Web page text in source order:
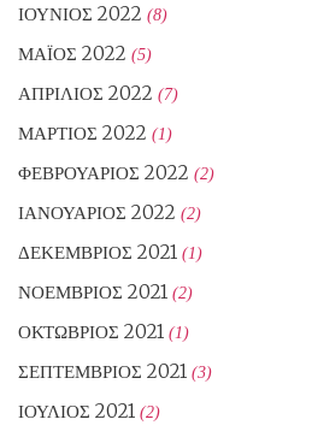
ΙΟΎΝΙΟΣ 2022 (8)
ΜΆΙΟΣ 2022 (5)
ΑΠΡΊΛΙΟΣ 2022 (7)
ΜΆΡΤΙΟΣ 2022 (1)
ΦΕΒΡΟΥΆΡΙΟΣ 2022 (2)
ΙΑΝΟΥΆΡΙΟΣ 2022 (2)
ΔΕΚΈΜΒΡΙΟΣ 2021 (1)
ΝΟΈΜΒΡΙΟΣ 2021 (2)
ΟΚΤΏΒΡΙΟΣ 2021 (1)
ΣΕΠΤΈΜΒΡΙΟΣ 2021 (3)
ΙΟΎΛΙΟΣ 2021 (2)